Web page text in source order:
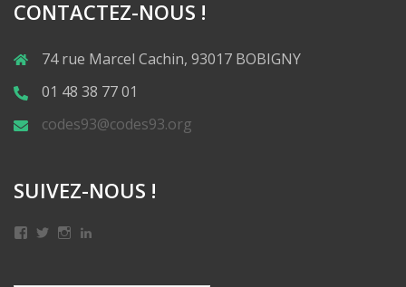
CONTACTEZ-NOUS !
74 rue Marcel Cachin, 93017 BOBIGNY
01 48 38 77 01
codes93@codes93.org
SUIVEZ-NOUS !